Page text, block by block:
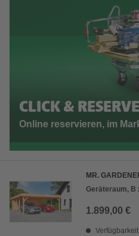
CLICK & RESERVE
Online reservieren, im
MR.
Geräteraum, B
1.899,00 €